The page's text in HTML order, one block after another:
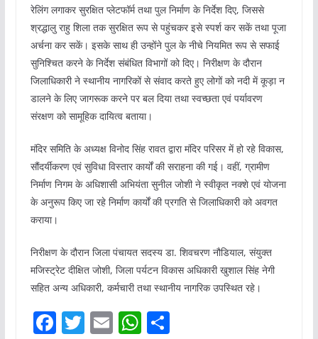
रेलिंग लगाकर सुरक्षित प्लेटफॉर्म तथा पुल निर्माण के निर्देश दिए, जिससे
श्रद्धालु राहु शिला तक सुरक्षित रूप से पहुंचकर इसे स्पर्श कर सकें तथा पूजा
अर्चना कर सकें। इसके साथ ही उन्होंने पुल के नीचे नियमित रूप से सफाई
सुनिश्चित करने के निर्देश संबंधित विभागों को दिए। निरीक्षण के दौरान
जिलाधिकारी ने स्थानीय नागरिकों से संवाद करते हुए लोगों को नदी में कूड़ा न
डालने के लिए जागरूक करने पर बल दिया तथा स्वच्छता एवं पर्यावरण
संरक्षण को सामूहिक दायित्व बताया।
मंदिर समिति के अध्यक्ष विनोद सिंह रावत द्वारा मंदिर परिसर में हो रहे विकास,
सौंदर्यीकरण एवं सुविधा विस्तार कार्यों की सराहना की गई। वहीं, ग्रामीण
निर्माण निगम के अधिशासी अभियंता सुनील जोशी ने स्वीकृत नक्शे एवं योजना
के अनुरूप किए जा रहे निर्माण कार्यों की प्रगति से जिलाधिकारी को अवगत
कराया।
निरीक्षण के दौरान जिला पंचायत सदस्य डा. शिवचरण नौडियाल, संयुक्त
मजिस्ट्रेट दीक्षित जोशी, जिला पर्यटन विकास अधिकारी खुशाल सिंह नेगी
सहित अन्य अधिकारी, कर्मचारी तथा स्थानीय नागरिक उपस्थित रहे।
F T E W S